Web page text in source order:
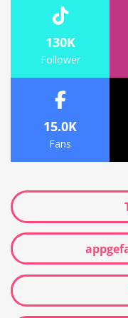
130K
Follower
15.0K
Fans